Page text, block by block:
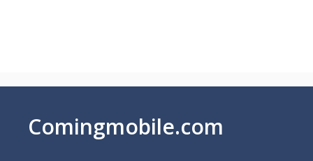
Comingmobile.com